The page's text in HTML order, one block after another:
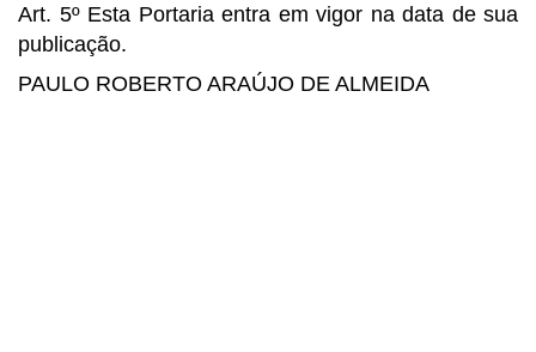
Art. 5º Esta Portaria entra em vigor na data de sua
publicação.
PAULO ROBERTO ARAÚJO DE ALMEIDA